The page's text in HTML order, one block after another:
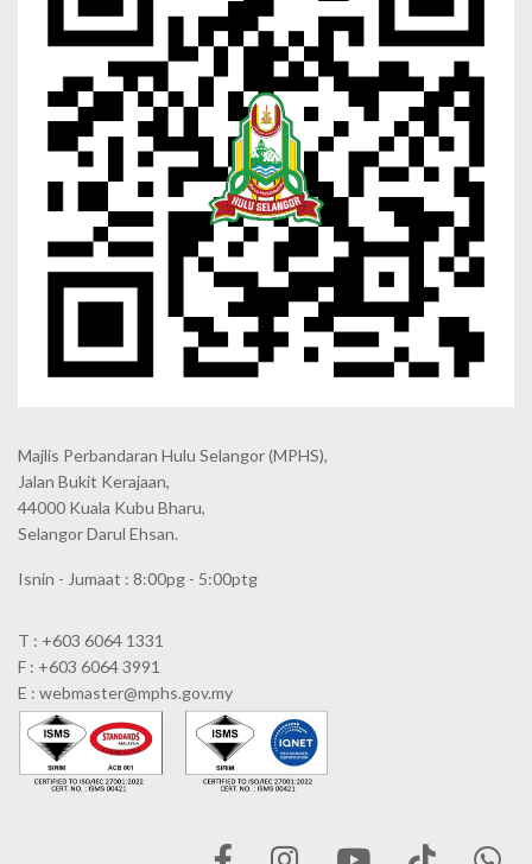
Majlis Perbandaran Hulu Selangor (MPHS),
Jalan Bukit Kerajaan,
44000 Kuala Kubu Bharu,
Selangor Darul Ehsan.
Isnin - Jumaat : 8:00pg - 5:00ptg
T : +603 6064 1331
F : +603 6064 3991
E : webmaster@mphs.gov.my